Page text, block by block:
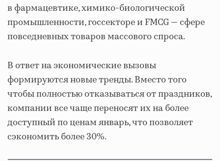
в фармацевтике, химико-биологической
промышленности, госсекторе и FMCG — сфере
повседневных товаров массового спроса.
В ответ на экономические вызовы
формируются новые тренды. Вместо того
чтобы полностью отказываться от праздников,
компании все чаще переносят их на более
доступный по ценам январь, что позволяет
сэкономить более 30%.